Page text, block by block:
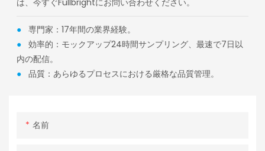
は、今すぐFullbrightにお問い合わせください。
● 専門家：17年間の業界経験。
● 効率的：モックアップ24時間サンプリング、最速で7日以
内の配信。
● 品質：あらゆるプロセスにおける厳格な品質管理。
名前